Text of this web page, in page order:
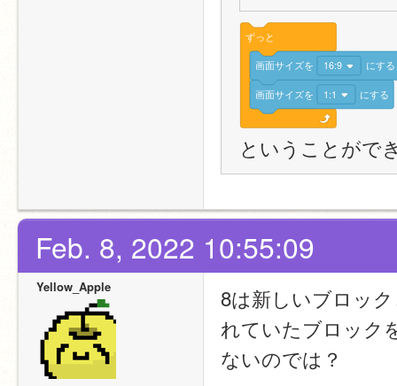
ずっと
画面サイズを 16:9 にする
画面サイズを 1:1 にする
ということがで
Feb. 8, 2022 10:55:09
Yellow_Apple
8は新しいブロッ
れていたブロック
ないのでは？